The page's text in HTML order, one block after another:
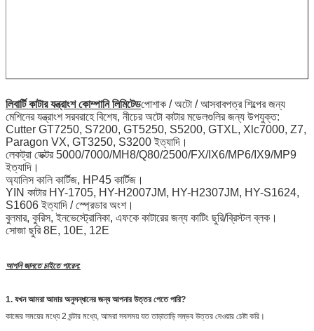
লিবার্টি কাটার যন্ত্রাংশ কোম্পানি লিমিটেডপোশাক / অটো / আসবাবপত্র শিল্পের জন্য
মেশিনের যন্ত্রাংশ সরবরাহে বিশেষ, নীচের অটো কাটার মডেলগুলির জন্য উপযুক্ত:
Cutter GT7250, S7200, GT5250, S5200, GTXL, Xlc7000, Z7,
Paragon VX, GT3250, S3200 ইত্যাদি।
লেকট্রা ভেক্টর 5000/7000/MH8/Q80/2500/FX/IX6/MP6/IX9/MP9
ইত্যাদি।
অ্যালিস কালি কার্টিজ, HP45 কার্টিজ।
YIN কাটার HY-1705, HY-H2007JM, HY-H2307JM, HY-S1624,
S1606 ইত্যাদি / স্প্রেডার অংশ।
বুলমার, কুরিস, ইনভেস্ট্রোনিকা, এফকে কাটারের জন্য কাটিং ছুরি/ব্রিস্টল ব্লক।
সোজা ছুরি 8E, 10E, 12E
আপনি জানতে চাইতে পারেন:
1. যখন আমরা আমার অনুসন্ধানের জন্য আপনার উত্তর পেতে পারি?
কাজের সময়ের মধ্যে 2 ঘন্টার মধ্যে, আমরা সবসময় যত তাড়াতাড়ি সম্ভব উত্তর দেওয়ার চেষ্টা করি।